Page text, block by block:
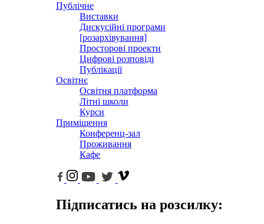
Публічне
Виставки
Дискусійні програми
[розархівування]
Просторові проекти
Цифрові розповіді
Публікації
Освітнє
Освітня платформа
Літні школи
Курси
Приміщення
Конференц-зал
Проживання
Кафе
Підписатись на розсилку: